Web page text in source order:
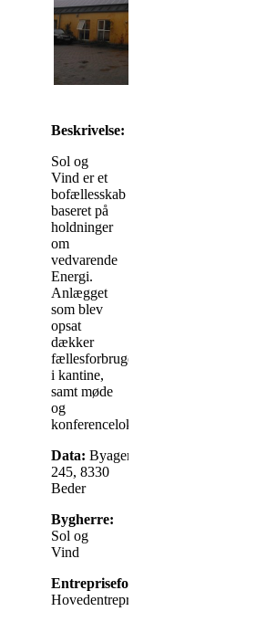
Beskrivelse:
Sol og
Vind er et
bofællesskab
baseret på
holdninger
om
vedvarende
Energi.
Anlægget
som blev
opsat
dækker
fællesforbruget
i kantine,
samt møde
og
konferencelokaler.
Data: Byagervej
245, 8330
Beder
Bygherre:
Sol og
Vind
Entrepriseform:
Hovedentreprise